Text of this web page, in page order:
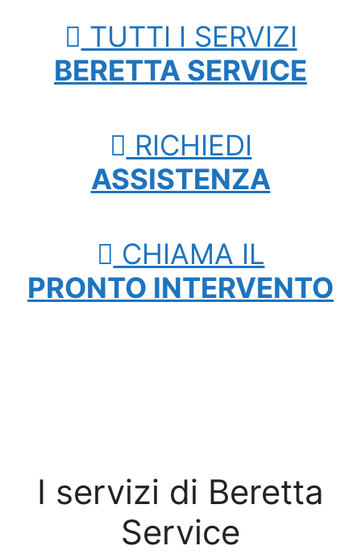
TUTTI I SERVIZI
BERETTA SERVICE
RICHIEDI
ASSISTENZA
CHIAMA IL
PRONTO INTERVENTO
I servizi di Beretta
Service